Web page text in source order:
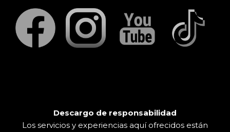
Descargo de responsabilidad
Los servicios y experiencias aquí ofrecidos están